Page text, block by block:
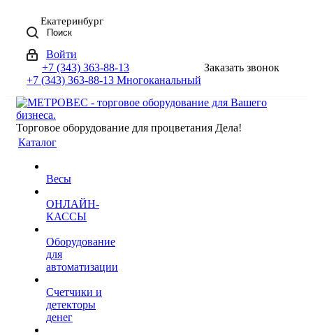
Екатеринбург
Поиск
Войти
+7 (343) 363-88-13
+7 (343) 363-88-13 Многоканальный
Заказать звонок
Торговое оборудование для процветания Дела!
Каталог
Весы
ОНЛАЙН-
КАССЫ
Оборудование
для
автоматизации
Счетчики и
детекторы
денег